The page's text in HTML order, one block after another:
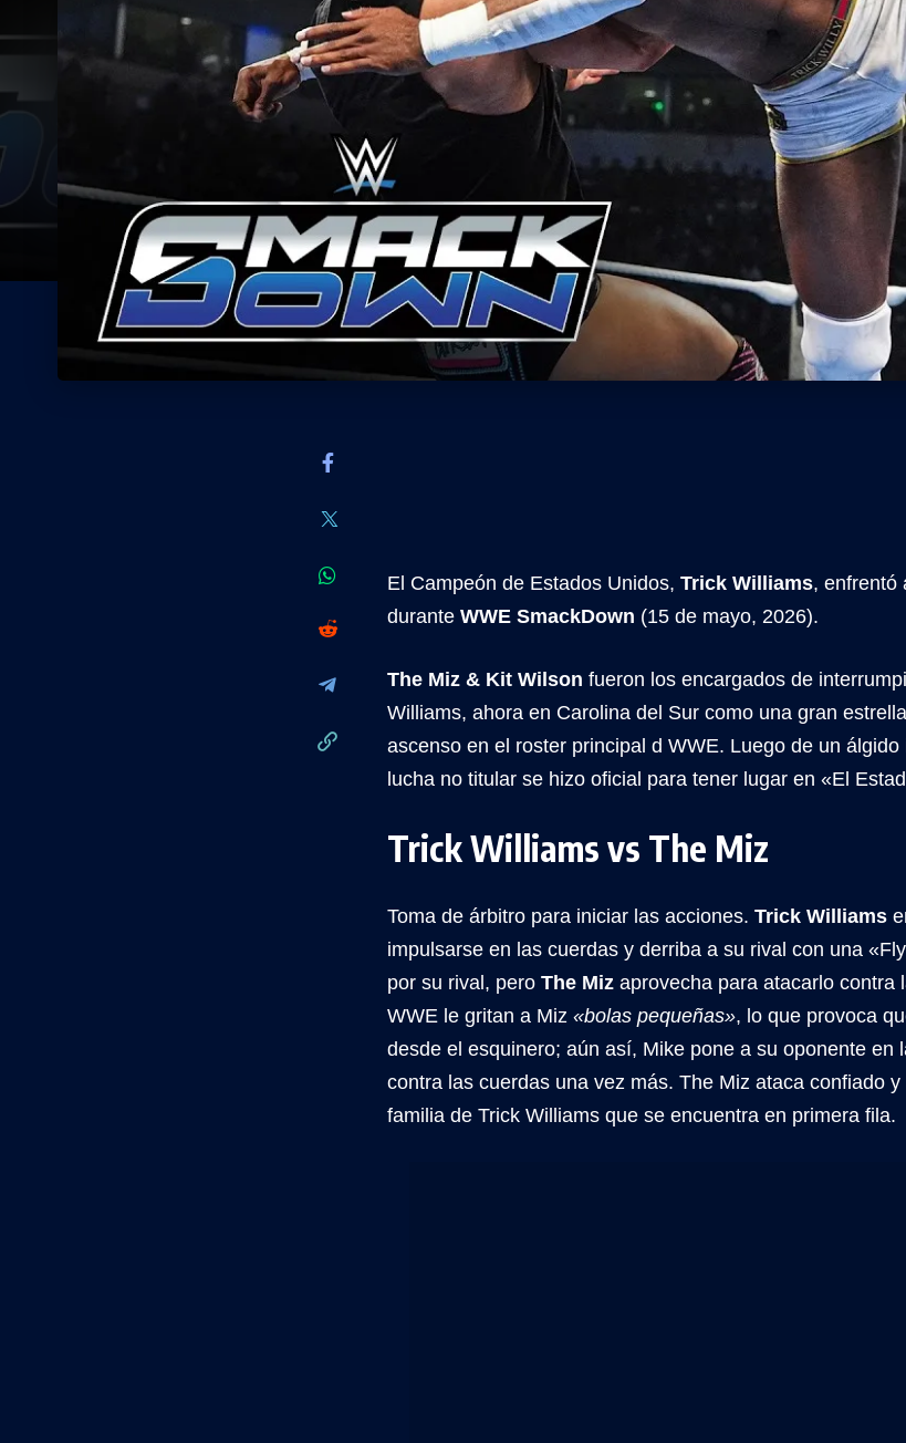
El Campeón de Estados Unidos, Trick Williams, enfrentó
durante WWE SmackDown (15 de mayo, 2026).
The Miz & Kit Wilson fueron los encargados de
Williams, ahora en Carolina del Sur como una gran
ascenso en el roster principal d WWE. Luego de un
lucha no titular se hizo oficial para tener lugar en «El
Trick Williams vs The Miz
Toma de árbitro para iniciar las acciones. Trick Williams
impulsarse en las cuerdas y derriba a su rival con una
por su rival, pero The Miz aprovecha para atacarlo contra
WWE le gritan a Miz «bolas pequeñas», lo que provoca
desde el esquinero; aún así, Mike pone a su oponente en
contra las cuerdas una vez más. The Miz ataca confiado
familia de Trick Williams que se encuentra en primera fila.